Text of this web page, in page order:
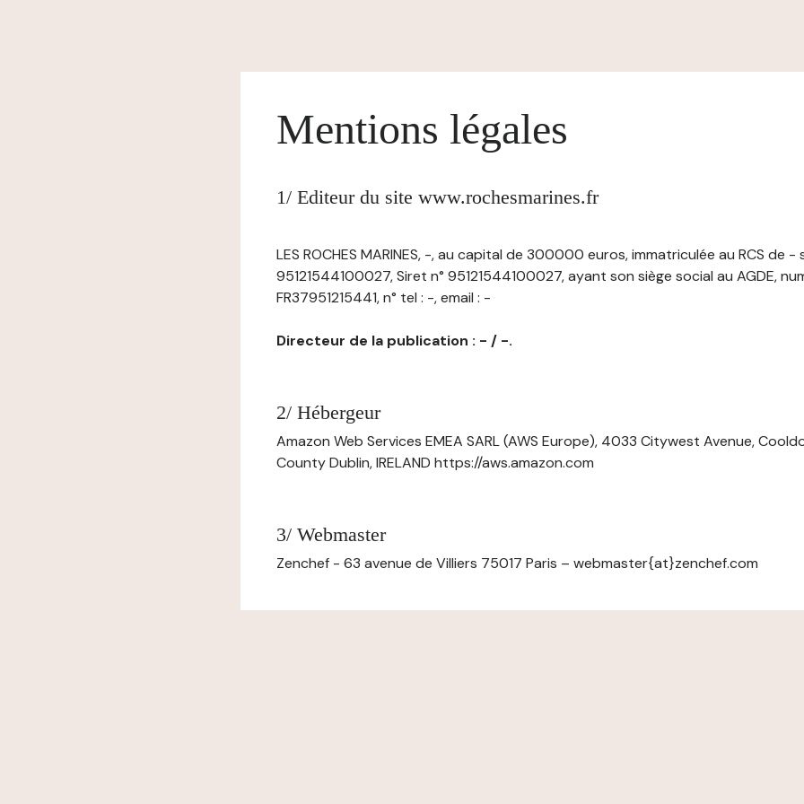
Mentions légales
1/ Editeur du site www.rochesmarines.fr
LES ROCHES MARINES, -, au capital de 300000 euros, immatriculée au RCS de -
95121544100027, Siret n° 95121544100027, ayant son siège social au AGDE,
FR37951215441, n° tel : -, email : -
Directeur de la publication : - / -.
2/ Hébergeur
Amazon Web Services EMEA SARL (AWS Europe), 4033 Citywest Avenue,
County Dublin, IRELAND https://aws.amazon.com
3/ Webmaster
Zenchef - 63 avenue de Villiers 75017 Paris – webmaster{at}zenchef.com